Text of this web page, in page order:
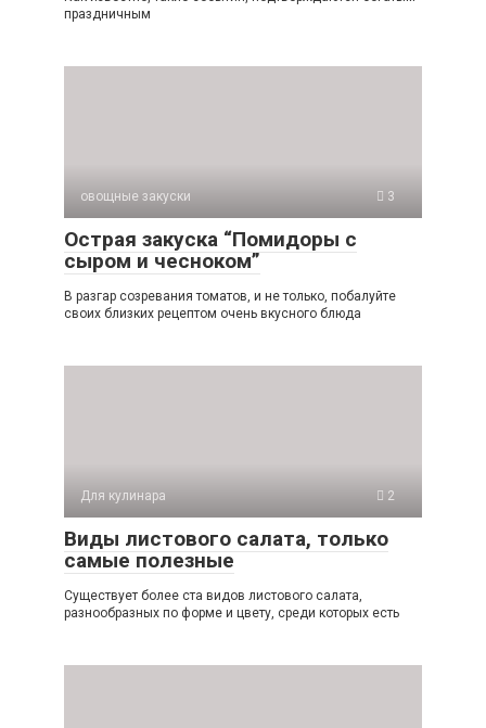
праздничным
овощные закуски 3
Острая закуска “Помидоры с
сыром и чесноком”
В разгар созревания томатов, и не только, побалуйте
своих близких рецептом очень вкусного блюда
Для кулинара 2
Виды листового салата, только
самые полезные
Существует более ста видов листового салата,
разнообразных по форме и цвету, среди которых есть